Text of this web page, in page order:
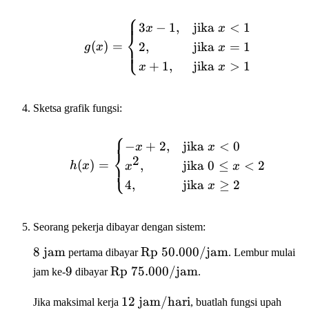
g(x) = \begin{cases}
g(x) = ⎩
⎨⎧3x − 1,
2,
x + 1,
jikax < 1
jikax = 1
jikax > 1
Sketsa grafik fungsi:
h(x) = \begin{cases}
h(x) = ⎩
⎨⎧−x + 2,
x2,
4,
jikax < 0
jika0 ≤ x < 2
jikax ≥ 2
Seorang pekerja dibayar dengan sistem:
8
\text{
8 jam pertama dibayar\text{Rp
}50.000/\text{jam}
Rp 50.000/jam. Lembur mulai
jam ke-9
9 dibayar\text{Rp
Rp 75.000/jam.
Jika maksimal kerja 12 \text{
12 jam/hari, buatlah fungsi upah